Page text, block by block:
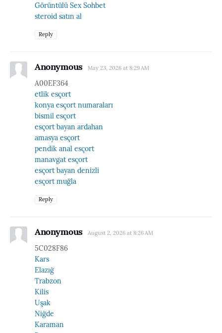
Görüntülü Sex Sohbet
steroid satın al
Reply
Anonymous May 23, 2026 at 8:29 AM
A00EF364
etlik esçort
konya esçort numaraları
bismil esçort
esçort bayan ardahan
amasya esçort
pendik anal esçort
manavgat esçort
esçort bayan denizli
esçort muğla
Reply
Anonymous August 2, 2026 at 8:26 AM
5C028F86
Kars
Elazığ
Trabzon
Kilis
Uşak
Niğde
Karaman